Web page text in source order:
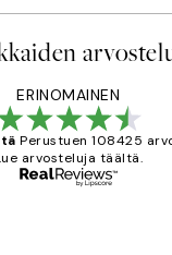
ERINOMAINEN
Perustuen 108425
arvosteluja täältä.